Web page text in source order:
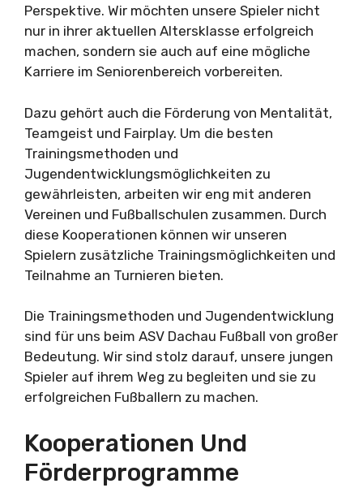
Perspektive. Wir möchten unsere Spieler nicht
nur in ihrer aktuellen Altersklasse erfolgreich
machen, sondern sie auch auf eine mögliche
Karriere im Seniorenbereich vorbereiten.
Dazu gehört auch die Förderung von Mentalität,
Teamgeist und Fairplay. Um die besten
Trainingsmethoden und
Jugendentwicklungsmöglichkeiten zu
gewährleisten, arbeiten wir eng mit anderen
Vereinen und Fußballschulen zusammen. Durch
diese Kooperationen können wir unseren
Spielern zusätzliche Trainingsmöglichkeiten und
Teilnahme an Turnieren bieten.
Die Trainingsmethoden und Jugendentwicklung
sind für uns beim ASV Dachau Fußball von großer
Bedeutung. Wir sind stolz darauf, unsere jungen
Spieler auf ihrem Weg zu begleiten und sie zu
erfolgreichen Fußballern zu machen.
Kooperationen Und
Förderprogramme